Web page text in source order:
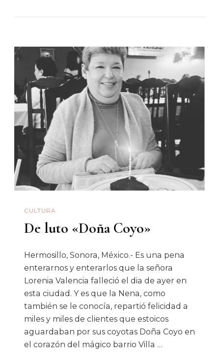
Por
Restivo
Y
CULTURA
De luto «Doña Coyo»
Hermosillo, Sonora, México.- Es una pena
enterarnos y enterarlos que la señora
Lorenia Valencia falleció el dia de ayer en
esta ciudad. Y es que la Nena, como
también se le conocía, repartió felicidad a
miles y miles de clientes que estoicos
aguardaban por sus coyotas Doña Coyo en
el corazón del mágico barrio Villa …